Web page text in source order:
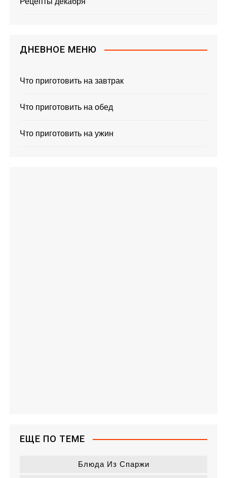
ДНЕВНОЕ МЕНЮ
Что приготовить на завтрак
Что приготовить на обед
Что приготовить на ужин
ЕЩЕ ПО ТЕМЕ
Блюда Из Спаржи